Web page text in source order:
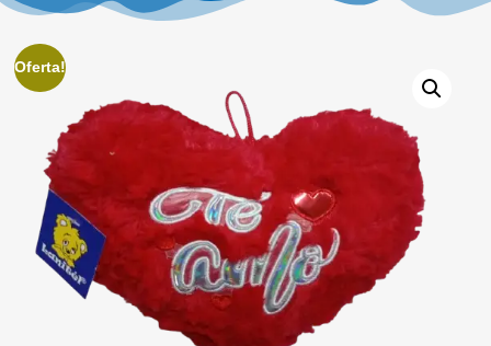
Oferta!